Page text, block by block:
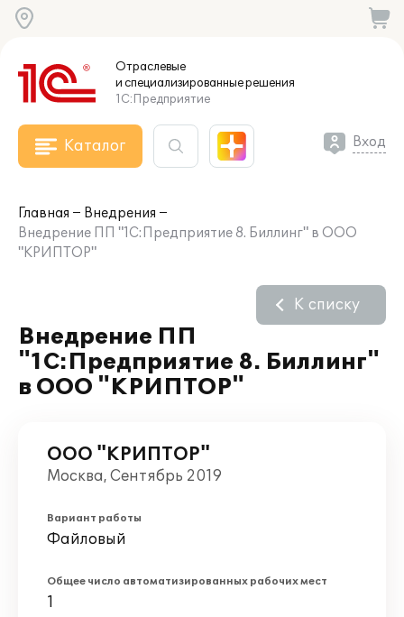
Отраслевые
и специализированныерешения
1С:Предприятие
Каталог Вход
Главная
Внедрения
Внедрение ПП "1С:Предприятие 8. Биллинг" в ООО
"КРИПТОР"
Внедрение ПП
"1С:Предприятие 8. Биллинг"
в ООО "КРИПТОР"
К списку
ООО "КРИПТОР"
Москва, Сентябрь 2019
Вариант работы
Файловый
Общее число автоматизированных рабочих мест
1